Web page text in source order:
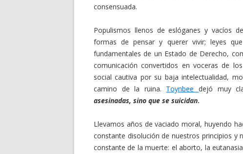
consensuada.
Populismos llenos de eslóganes y vacíos
formas de pensar y querer vivir; leyes
fundamentales de un Estado de Derecho,
comunicación convertidos en voceras de
social cautiva por su baja intelectualidad,
camino de la ruina. Toynbeedejó muy
asesinadas, sino que se suicidan.
Llevamos años de vaciado moral, huyendo
constante disolución de nuestros principios y
constante de la muerte: el aborto, la